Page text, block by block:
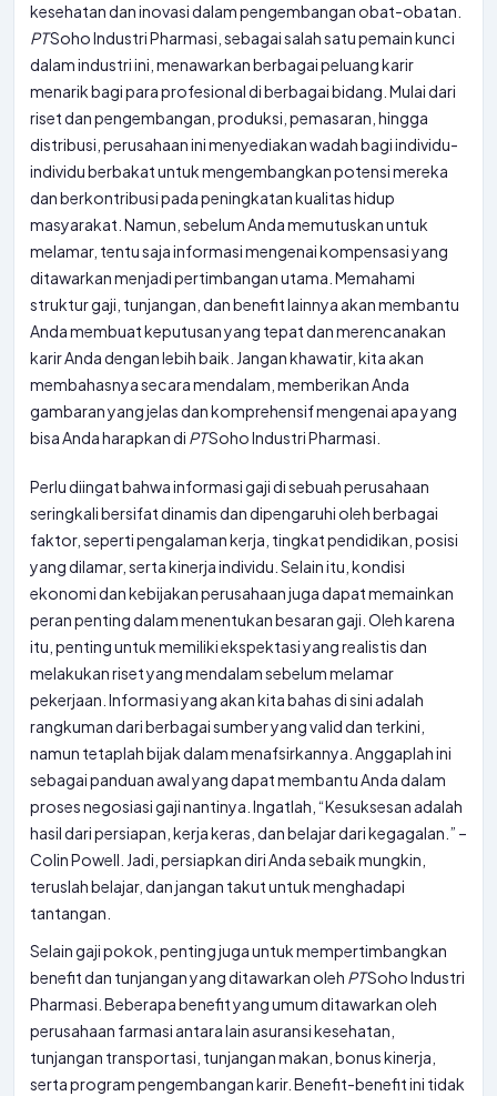
kesehatan dan inovasi dalam pengembangan obat-obatan.
PTSoho Industri Pharmasi, sebagai salah satu pemain kunci
dalam industri ini, menawarkan berbagai peluang karir
menarik bagi para profesional di berbagai bidang. Mulai dari
riset dan pengembangan, produksi, pemasaran, hingga
distribusi, perusahaan ini menyediakan wadah bagi individu-
individu berbakat untuk mengembangkan potensi mereka
dan berkontribusi pada peningkatan kualitas hidup
masyarakat. Namun, sebelum Anda memutuskan untuk
melamar, tentu saja informasi mengenai kompensasi yang
ditawarkan menjadi pertimbangan utama. Memahami
struktur gaji, tunjangan, dan benefit lainnya akan membantu
Anda membuat keputusan yang tepat dan merencanakan
karir Anda dengan lebih baik. Jangan khawatir, kita akan
membahasnya secara mendalam, memberikan Anda
gambaran yang jelas dan komprehensif mengenai apa yang
bisa Anda harapkan di PTSoho Industri Pharmasi.
Perlu diingat bahwa informasi gaji di sebuah perusahaan
seringkali bersifat dinamis dan dipengaruhi oleh berbagai
faktor, seperti pengalaman kerja, tingkat pendidikan, posisi
yang dilamar, serta kinerja individu. Selain itu, kondisi
ekonomi dan kebijakan perusahaan juga dapat memainkan
peran penting dalam menentukan besaran gaji. Oleh karena
itu, penting untuk memiliki ekspektasi yang realistis dan
melakukan riset yang mendalam sebelum melamar
pekerjaan. Informasi yang akan kita bahas di sini adalah
rangkuman dari berbagai sumber yang valid dan terkini,
namun tetaplah bijak dalam menafsirkannya. Anggaplah ini
sebagai panduan awal yang dapat membantu Anda dalam
proses negosiasi gaji nantinya. Ingatlah, “Kesuksesan adalah
hasil dari persiapan, kerja keras, dan belajar dari kegagalan.” –
Colin Powell. Jadi, persiapkan diri Anda sebaik mungkin,
teruslah belajar, dan jangan takut untuk menghadapi
tantangan.
Selain gaji pokok, penting juga untuk mempertimbangkan
benefit dan tunjangan yang ditawarkan oleh PTSoho Industri
Pharmasi. Beberapa benefit yang umum ditawarkan oleh
perusahaan farmasi antara lain asuransi kesehatan,
tunjangan transportasi, tunjangan makan, bonus kinerja,
serta program pengembangan karir. Benefit-benefit ini tidak